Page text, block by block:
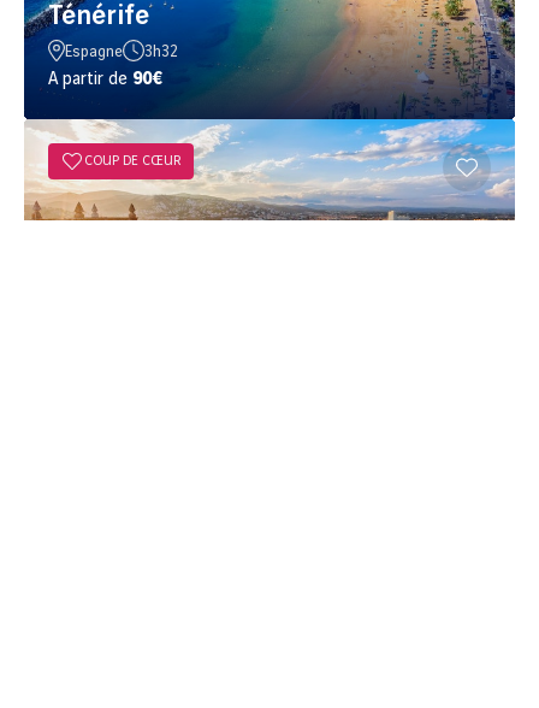
Ténérife
Espagne 3h32
A partir de 90€
COUP DE CŒUR